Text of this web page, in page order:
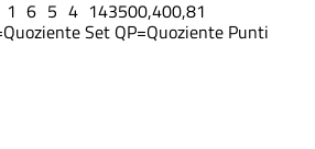
1 6 5 4 143500,400,81
Set QP=Quoziente Punti